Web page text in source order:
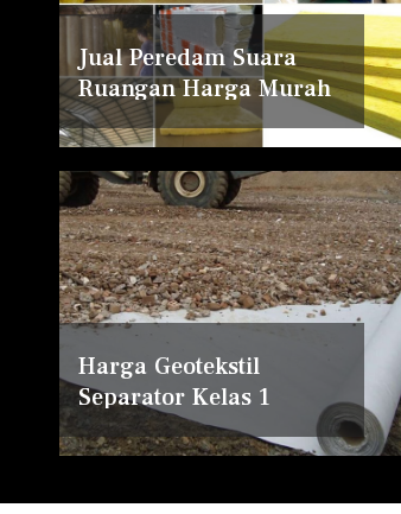
Jual Peredam Suara
Ruangan Harga Murah
Harga Geotekstil
Separator Kelas 1